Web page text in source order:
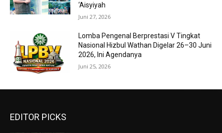
‘Aisyiyah
Juni 27, 2026
Lomba Pengenal Berprestasi V Tingkat
Nasional Hizbul Wathan Digelar 26–30 Juni
2026, Ini Agendanya
Juni 25, 2026
EDITOR PICKS